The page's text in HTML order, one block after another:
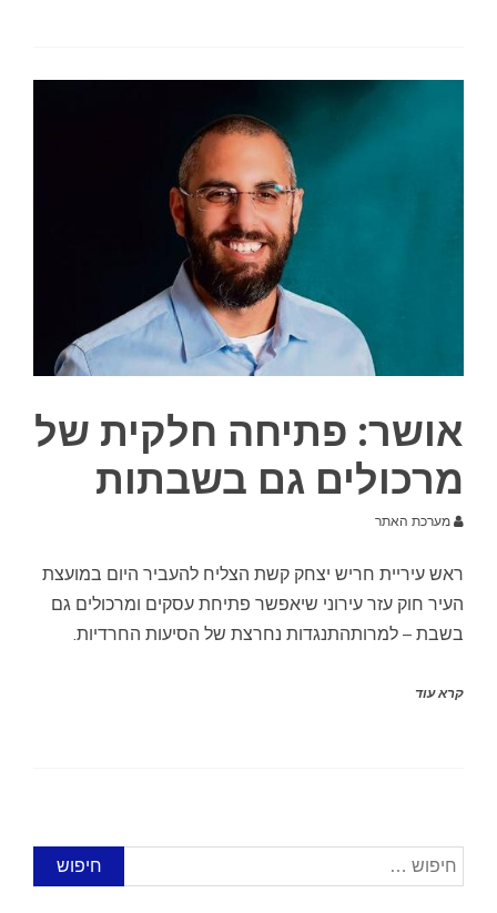
אושר: פתיחה חלקית של
מרכולים גם בשבתות
מערכת האתר
ראש עיריית חריש יצחק קשת הצליח להעביר היום במועצת
העיר חוק עזר עירוני שיאפשר פתיחת עסקים ומרכולים גם
בשבת – למרותהתנגדות נחרצת של הסיעות החרדיות.
קרא עוד
חיפוש: